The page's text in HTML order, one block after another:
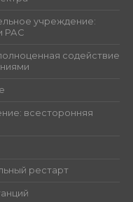
учреждение:
РАС
содействие
всесторонняя
рестарт